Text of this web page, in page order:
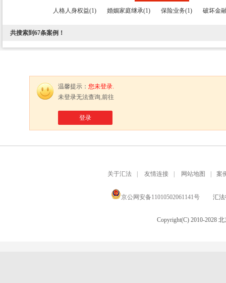
人格人身权益(1) 婚姻家庭继承(1) 保险业务(1) 破坏金
共搜索到67条案例！
温馨提示： 您未登录.
未登录无法查询,前往
登录
关于汇法 友情连接 网站地图 案
京公网安备11010502061141号 汇法
Copyright(C) 2010-2028